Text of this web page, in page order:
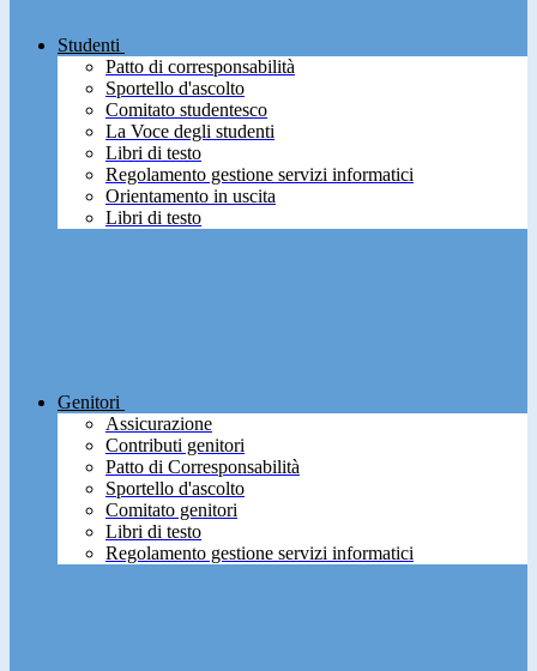
Studenti
Patto di corresponsabilità
Sportello d'ascolto
Comitato studentesco
La Voce degli studenti
Libri di testo
Regolamento gestione servizi informatici
Orientamento in uscita
Libri di testo
Genitori
Assicurazione
Contributi genitori
Patto di Corresponsabilità
Sportello d'ascolto
Comitato genitori
Libri di testo
Regolamento gestione servizi informatici